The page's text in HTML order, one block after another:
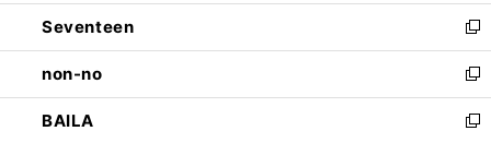
く
ウ
で
開
く
ン
ド
ウ
で
開
く
Seventeen
新
し
い
ウ
ィ
non-no
新
し
い
BAILA
新